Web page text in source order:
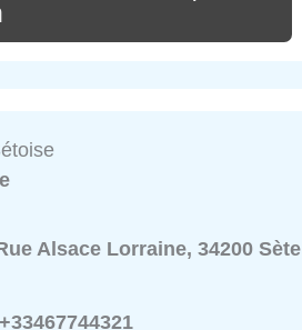
Alsace Lorraine, 34200 Sète
+33467744321